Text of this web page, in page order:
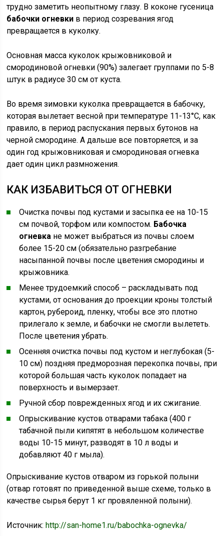
трудно заметить неопытному глазу. В коконе гусеница
бабочки огневки в период созревания ягод
превращается в куколку.
Основная масса куколок крыжовниковой и
смородиновой огневки (90%) залегает группами по 5-8
штук в радиусе 30 см от куста.
Во время зимовки куколка превращается в бабочку,
которая вылетает весной при температуре 11-13°С, как
правило, в период распускания первых бутонов на
черной смородине. А дальше все повторяется, и за
один год крыжовниковая и смородиновая огневка
дает один цикл размножения.
КАК ИЗБАВИТЬСЯ ОТ ОГНЕВКИ
Очистка почвы под кустами и засыпка ее на 10-15
см почвой, торфом или компостом. Бабочка
огневка не может выбраться из почвы слоем
более 15-20 см (обязательно разгребание
насыпанной почвы после цветения смородины и
крыжовника.
Менее трудоемкий способ – раскладывать под
кустами, от основания до проекции кроны толстый
картон, рубероид, пленку, чтобы все это плотно
прилегало к земле, и бабочки не смогли вылететь.
После цветения убрать.
Осенняя очистка почвы под кустом и неглубокая (5-
10 см) поздняя предморозная перекопка почвы, при
которой большая часть куколок попадает на
поверхность и вымерзает.
Ручной сбор поврежденных ягод и их сжигание.
Опрыскивание кустов отварами табака (400 г
табачной пыли кипятят в небольшом количестве
воды 10-15 минут, разводят в 10 л воды и
добавляют 40 г мыла).
Опрыскивание кустов отваром из горькой полыни
(отвар готовят по приведенной выше схеме, только в
качестве сырья берут 1 кг провяленной полыни).
Источник:http://san-home1.ru/babochka-ognevka/